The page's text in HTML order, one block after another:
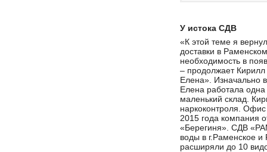
У истока СДВ
«К этой теме я
доставки в
необходимость в
– продолжает
Елена». Изначально
Елена работала
маленький склад.
наркоконтроля.
2015 года компания
«Берегиня». СДВ
воды в г.Раменское
расширяли до 10